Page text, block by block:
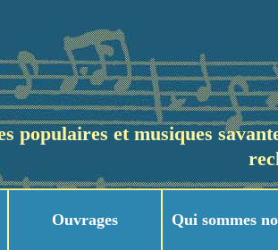
populaires et musiques
Ouvrages Qui sommes